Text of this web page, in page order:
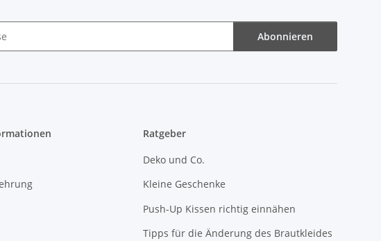
Abonnieren
Ratgeber
Deko und Co.
Kleine Geschenke
Push-Up Kissen richtig einnähen
Tipps für die Änderung des Brautkleides